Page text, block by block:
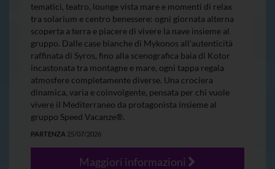
tematici, teatro, lounge vista mare e momenti di relax
tra solarium e centro benessere: ogni giornata alterna
scoperta a terra e piacere di vivere la nave insieme al
gruppo. Dalle case bianche di Mykonos all’autenticità
raffinata di Syros, fino alla scenografica baia di Kotor
incastonata tra montagne e mare, ogni tappa regala
atmosfere completamente diverse. Una crociera
dinamica, varia e coinvolgente, pensata per chi vuole
vivere il Mediterraneo da protagonista insieme al
gruppo Speed Vacanze®.
PARTENZA 25/07/2026
Maggiori informazioni